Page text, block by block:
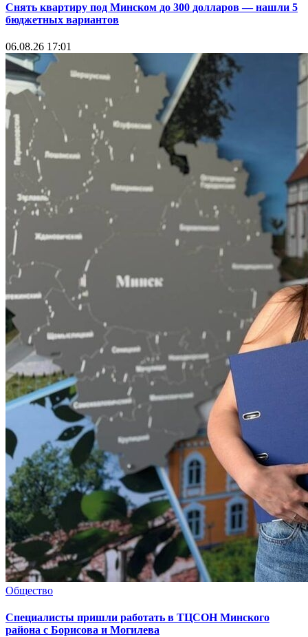
Снять квартиру под Минском до 300 долларов — нашли 5
бюджетных вариантов
06.08.26 17:01
Общество
Специалисты пришли работать в ТЦСОН Минского
района с Борисова и Могилева